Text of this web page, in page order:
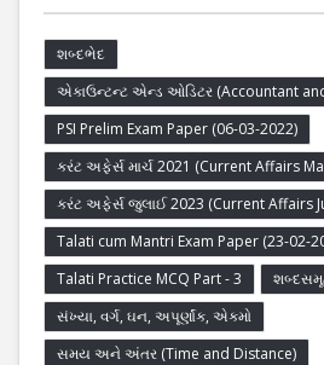
શબ્દભેદ
એકાઉન્ટન્ટ એન્ડ ઓડિટર (Accountant
PSI Prelim Exam Paper (06-03-2022)
કરંટ અફેર્સ માર્ચ 2021 (Current Affairs
કરંટ અફેર્સ જુલાઈ 2023 (Current Affairs
Talati cum Mantri Exam Paper (23-02-
Talati Practice MCQ Part - 3
સંખ્યા, વર્ગ, ઘન, અપૂર્ણાંક, એકમો
સમય અને અંતર (Time and Distance)